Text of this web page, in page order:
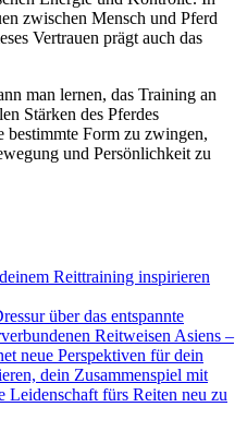
zwischen Mensch und Pferd
Vertrauen prägt auch das
man lernen, das Training an
Stärken des Pferdes
bestimmte Form zu zwingen,
und Persönlichkeit zu
Reittraining inspirieren
über das entspannte
Reitweisen Asiens –
neue Perspektiven für dein
dein Zusammenspiel mit
Leidenschaft fürs Reiten neu zu